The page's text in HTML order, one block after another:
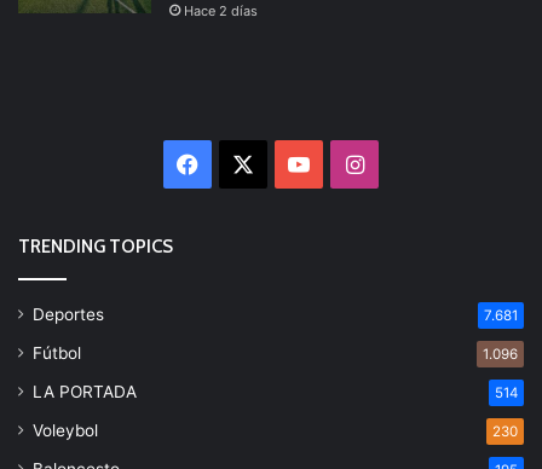
Hace 2 días
Facebook YouTubeInstagram
TRENDING TOPICS
Deportes 7.681
Fútbol 1.096
LA PORTADA 514
Voleybol 230